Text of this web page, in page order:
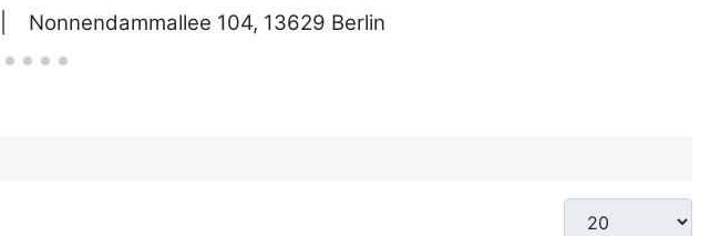
Nonnendammallee 104, 13629 Berlin
Anzeige #